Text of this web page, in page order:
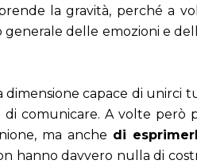
la gravità, perché a
delle emozioni e
capace di unirci
comunicare. A volte però
ma anche di
hanno davvero nulla di